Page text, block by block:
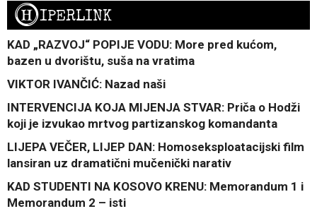
HIPERLINK
KAD „RAZVOJ“ POPIJE VODU: More pred kućom,
bazen u dvorištu, suša na vratima
VIKTOR IVANČIĆ: Nazad naši
INTERVENCIJA KOJA MIJENJA STVAR: Priča o Hodži
koji je izvukao mrtvog partizanskog komandanta
LIJEPA VEČER, LIJEP DAN: Homoseksploatacijski film
lansiran uz dramatični mučenički narativ
KAD STUDENTI NA KOSOVO KRENU: Memorandum 1 i
Memorandum 2 – isti